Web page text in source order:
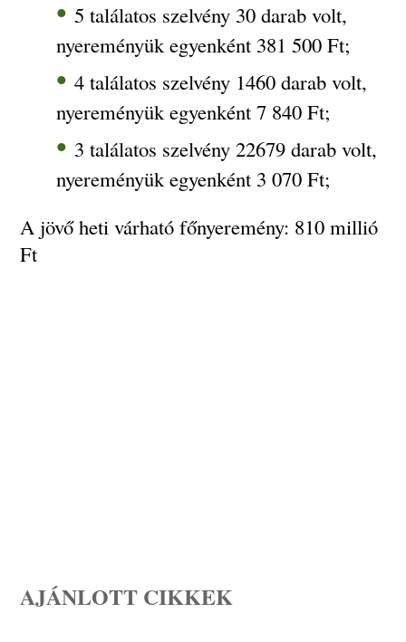
5 találatos szelvény 30 darab volt,
nyereményük egyenként 381 500 Ft;
4 találatos szelvény 1460 darab volt,
nyereményük egyenként 7 840 Ft;
3 találatos szelvény 22679 darab volt,
nyereményük egyenként 3 070 Ft;
A jövő heti várható főnyeremény: 810 millió
Ft
AJÁNLOTT CIKKEK